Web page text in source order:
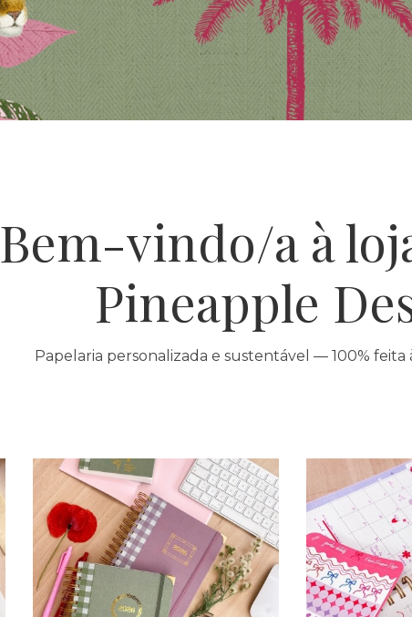
Bem-vindo/a à
Pineapple
Papelaria personalizada e sustentável — 100% feita